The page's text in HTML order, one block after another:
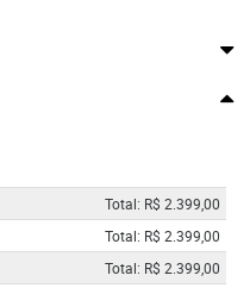
Total: R$ 2.399,00
Total: R$ 2.399,00
Total: R$ 2.399,00